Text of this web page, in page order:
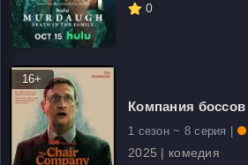
0
16+
Компания боссов
1 сезон ~ 8 серия |
2025 | комедия